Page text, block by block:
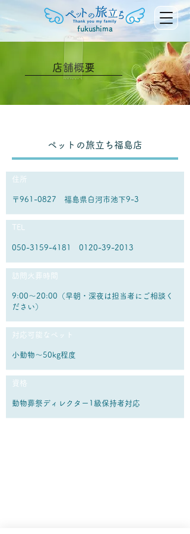
fukushima
店舗概要
ペットの旅立ち福島店
住所
〒961-0827 福島県白河市池下9-3
TEL
050-3159-4181 0120-39-2013
訪問火葬時間
9:00〜20:00（早朝・深夜は担当者にご相談く
ださい）
対応可能なペット
小動物〜50kg程度
資格
動物葬祭ディレクター1級保持者対応